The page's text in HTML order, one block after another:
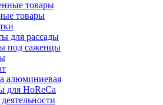
товары
для рассады
под саженцы
алюминиевая
для HoReCa